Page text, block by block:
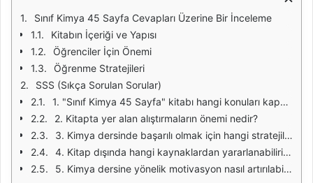
Sınıf Kimya 45 Sayfa Cevapları Üzerine Bir İnceleme
Kitabın İçeriği ve Yapısı
Öğrenciler İçin Önemi
Öğrenme Stratejileri
SSS (Sıkça Sorulan Sorular)
1. "Sınıf Kimya 45 Sayfa" kitabı hangi konuları kapsamaktadır?
2. Kitapta yer alan alıştırmaların önemi nedir?
3. Kimya dersinde başarılı olmak için hangi stratejileri izlemeliyim?
4. Kitap dışında hangi kaynaklardan yararlanabilirim?
5. Kimya dersine yönelik motivasyon nasıl artırılabilir?